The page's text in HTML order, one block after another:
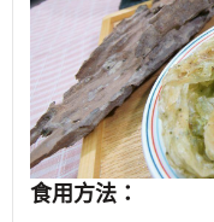
食用方法：